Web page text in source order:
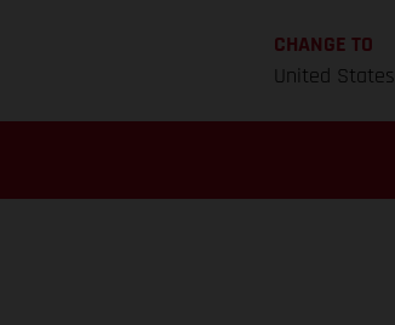
CHANGE TO
United States